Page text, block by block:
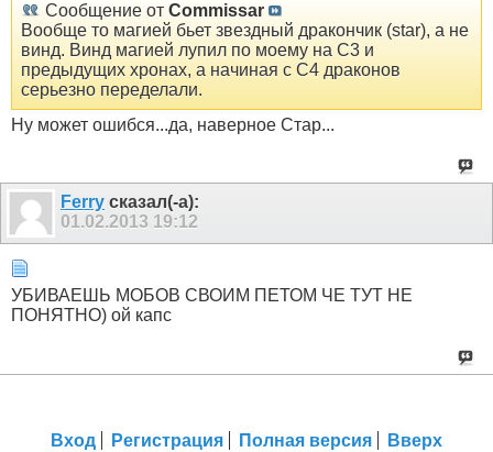
Сообщение от Commissar
Вообще то магией бьет звездный дракончик (star), а не
винд. Винд магией лупил по моему на С3 и
предыдущих хронах, а начиная с С4 драконов
серьезно переделали.
Ну может ошибся...да, наверное Стар...
Ferry сказал(-а):
01.02.2013 19:12
УБИВАЕШЬ МОБОВ СВОИМ ПЕТОМ ЧЕ ТУТ НЕ
ПОНЯТНО) ой капс
Вход Регистрация Полная версия Вверх